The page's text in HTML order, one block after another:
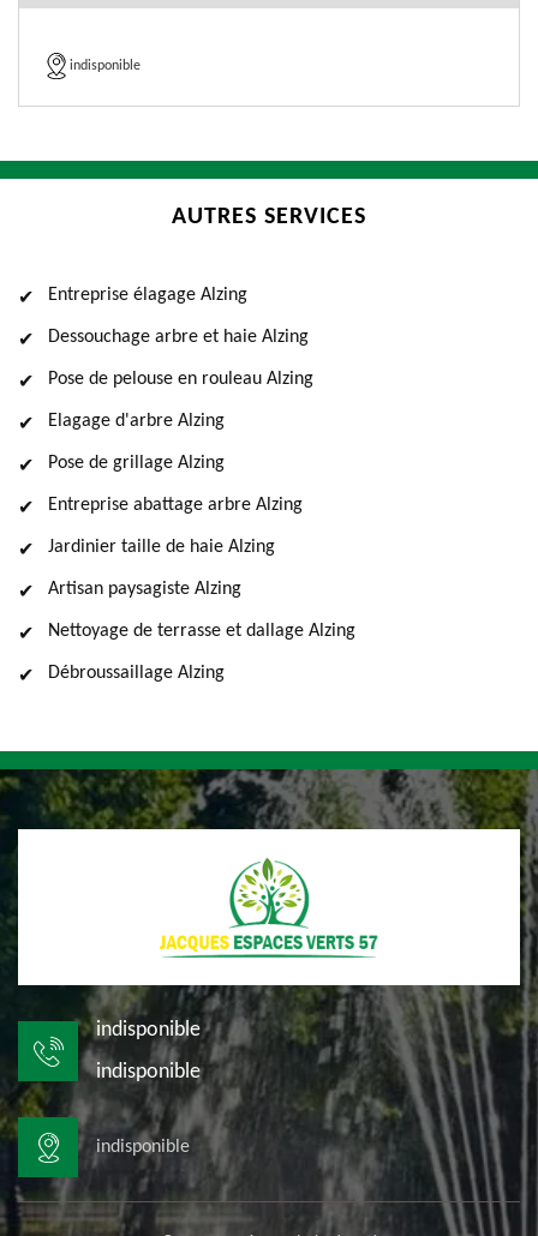
indisponible
AUTRES SERVICES
Entreprise élagage Alzing
Dessouchage arbre et haie Alzing
Pose de pelouse en rouleau Alzing
Elagage d'arbre Alzing
Pose de grillage Alzing
Entreprise abattage arbre Alzing
Jardinier taille de haie Alzing
Artisan paysagiste Alzing
Nettoyage de terrasse et dallage Alzing
Débroussaillage Alzing
indisponible
indisponible
indisponible